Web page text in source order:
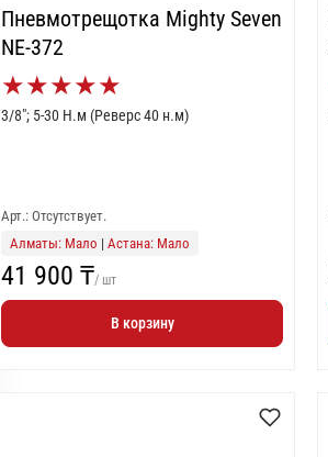
Пневмотрещотка Mighty Seven
NE-372
★★★★★
3/8"; 5-30 Н.м (Реверс 40 н.м)
Арт.: Отсутствует.
Алматы: Мало | Астана: Мало
41 900 ₸/ шт
В корзину